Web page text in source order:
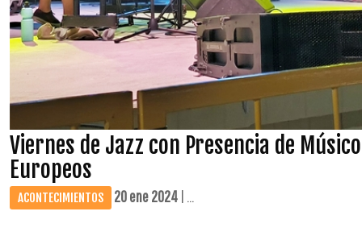
Viernes de Jazz con Presencia de
Europeos
ACONTECIMIENTOS 20 ene 2024 | ...